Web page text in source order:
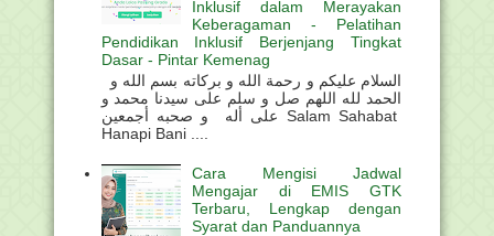
Inklusif dalam Merayakan
Keberagaman - Pelatihan
Pendidikan Inklusif Berjenjang Tingkat
Dasar - Pintar Kemenag
الحمد لله اللهم صل و سلم على سيدنا محمد و
على أله و صحبه أجمعين Salam Sahabat
Hanapi Bani ....
Cara Mengisi Jadwal
Mengajar di EMIS GTK
Terbaru, Lengkap dengan
Syarat dan Panduannya